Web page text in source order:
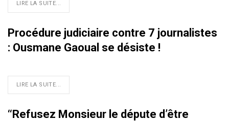
LIRE LA SUITE...
Procédure judiciaire contre 7 journalistes
: Ousmane Gaoual se désiste !
LIRE LA SUITE...
‘‘Refusez Monsieur le députe d’être